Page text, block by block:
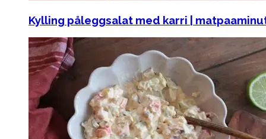
Kylling påleggsalat med karri |